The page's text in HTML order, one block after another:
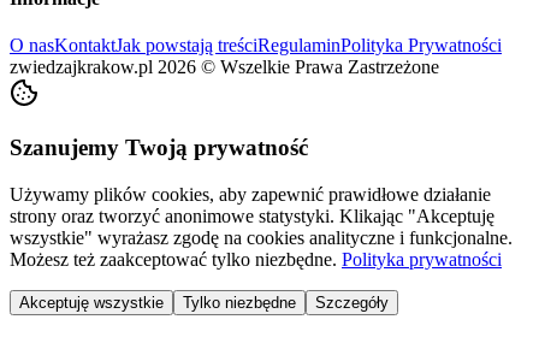
O nasKontaktJak powstają treściRegulaminPolityka Prywatności
zwiedzajkrakow.pl 2026 © Wszelkie Prawa Zastrzeżone
Szanujemy Twoją prywatność
Używamy plików cookies, aby zapewnić prawidłowe działanie
strony oraz tworzyć anonimowe statystyki. Klikając "Akceptuję
wszystkie" wyrażasz zgodę na cookies analityczne i funkcjonalne.
Możesz też zaakceptować tylko niezbędne. Polityka prywatności
Akceptuję wszystkie Tylko niezbędne Szczegóły